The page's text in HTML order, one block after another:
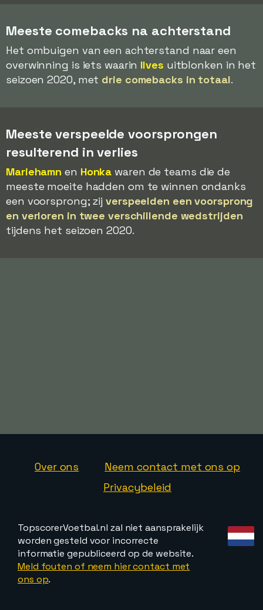
Meeste comebacks na achterstand
Het ombuigen van een achterstand naar een
overwinning is iets waarin Ilves uitblonken in het
seizoen 2020, met drie comebacks in totaal.
Meeste verspeelde voorsprongen
resulterend in verlies
Mariehamn en Honka waren de teams die de
meeste moeite hadden om te winnen ondanks
een voorsprong; zij verspeelden een voorsprong
en verloren in twee verschillende wedstrijden
tijdens het seizoen 2020.
Over ons
Neem contact met ons op
Privacybeleid
TopscorerVoetbal.nl zal niet aansprakelijk
worden gesteld voor incorrecte
informatie gepubliceerd op de website.
Meld fouten of neem hier contact met
ons op.